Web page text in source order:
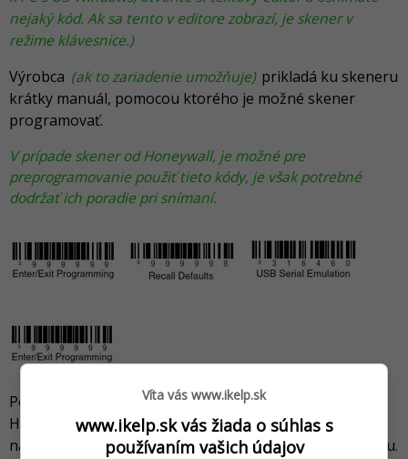
nejaký kód. Ak sa tento v editore zobrazí, je skener v
režime klávesnice.)
Výrobca (ak to zariadenie umožňuje) prikladá ku skeneru
krátky manuál, pomocou ktorého je možné skener
programovať.
V prípade skener od Honeywall, je možné pre
preprogramovanie použiť tieto kódy, je však potrebné
dodržať ich poradie pri snímaní.
Pozor, v prípade novších skenerov od spoločnosti
Honeywal, môže byť potrebné pre správne snímanie
nastaviť "Sufix CR/LF" pre potvrdenie odsnímaného kódu.
Víta vás www.ikelp.sk
www.ikelp.sk vás žiada o súhlas s
používaním vašich údajov